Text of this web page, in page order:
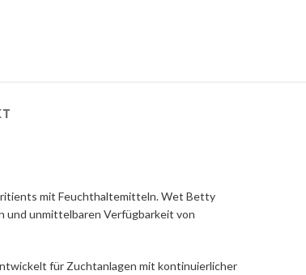
mit Feuchthaltemitteln. Wet Betty
und unmittelbaren Verfügbarkeit von
für Zuchtanlagen mit kontinuierlicher